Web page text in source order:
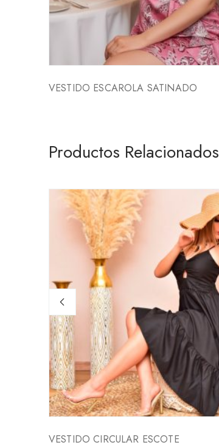
VESTIDO ESCAROLA SATINADO
Productos Relacionados
VESTIDO CIRCULAR ESCOTE